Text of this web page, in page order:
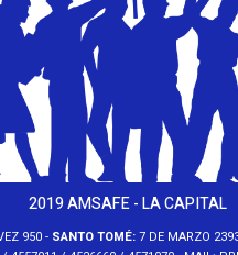
2019 AMSAFE - LA CAPITAL
950 - SANTO TOMÉ:7 DE MARZO